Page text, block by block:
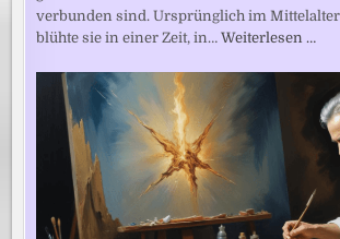
verbunden sind. Ursprünglich im
blühte sie in einer Zeit, in…Weiterlesen …